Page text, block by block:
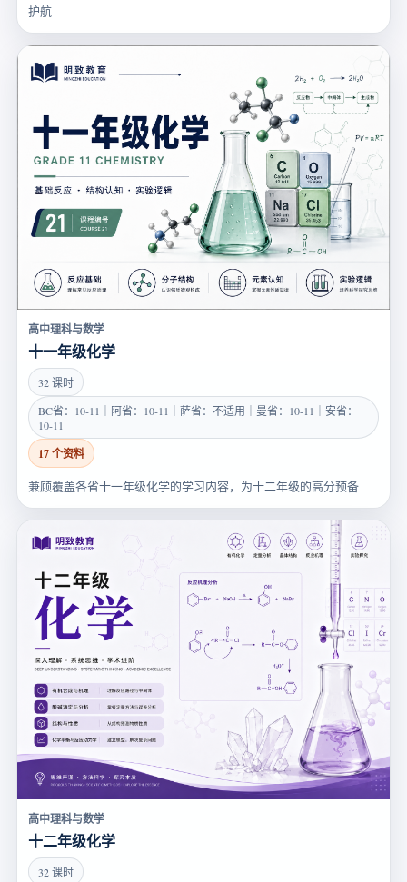
护航
高中理科与数学
十一年级化学
32 课时
BC省：10-11｜阿省：10-11｜萨省：不适用｜曼省：10-11｜安省：
10-11
17 个资料
兼顾覆盖各省十一年级化学的学习内容，为十二年级的高分预备
高中理科与数学
十二年级化学
32 课时